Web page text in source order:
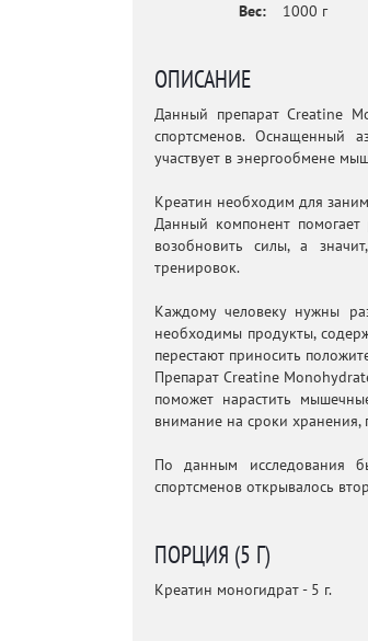
Вес:
1000 г
ОПИСАНИЕ
Данный препарат Creatine
спортсменов. Оснащенный
участвует в энергообмене
Креатин необходим для
Данный компонент помогает
возобновить силы, а
тренировок.
Каждому человеку нужны
необходимы продукты,
перестают приносить
Препарат Creatine
поможет нарастить
внимание на сроки
По данным исследования
спортсменов открывалось
ПОРЦИЯ (5 Г)
Креатин моногидрат - 5 г.